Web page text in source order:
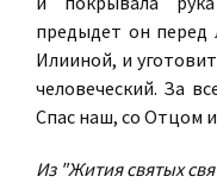
предыдет он перед
Илииной, и
человеческий. За
Спас наш, со Отцом
Из "Жития святых